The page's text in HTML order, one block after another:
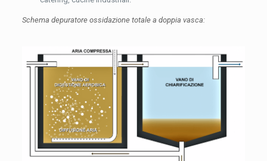
Schema depuratore ossidazione totale a doppia vasca: